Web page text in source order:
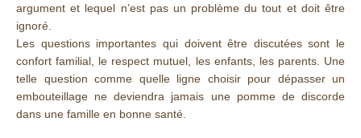
argument et lequel n’est pas un problème du tout et doit être
ignoré.
Les questions importantes qui doivent être discutées sont le
confort familial, le respect mutuel, les enfants, les parents. Une
telle question comme quelle ligne choisir pour dépasser un
embouteillage ne deviendra jamais une pomme de discorde
dans une famille en bonne santé.